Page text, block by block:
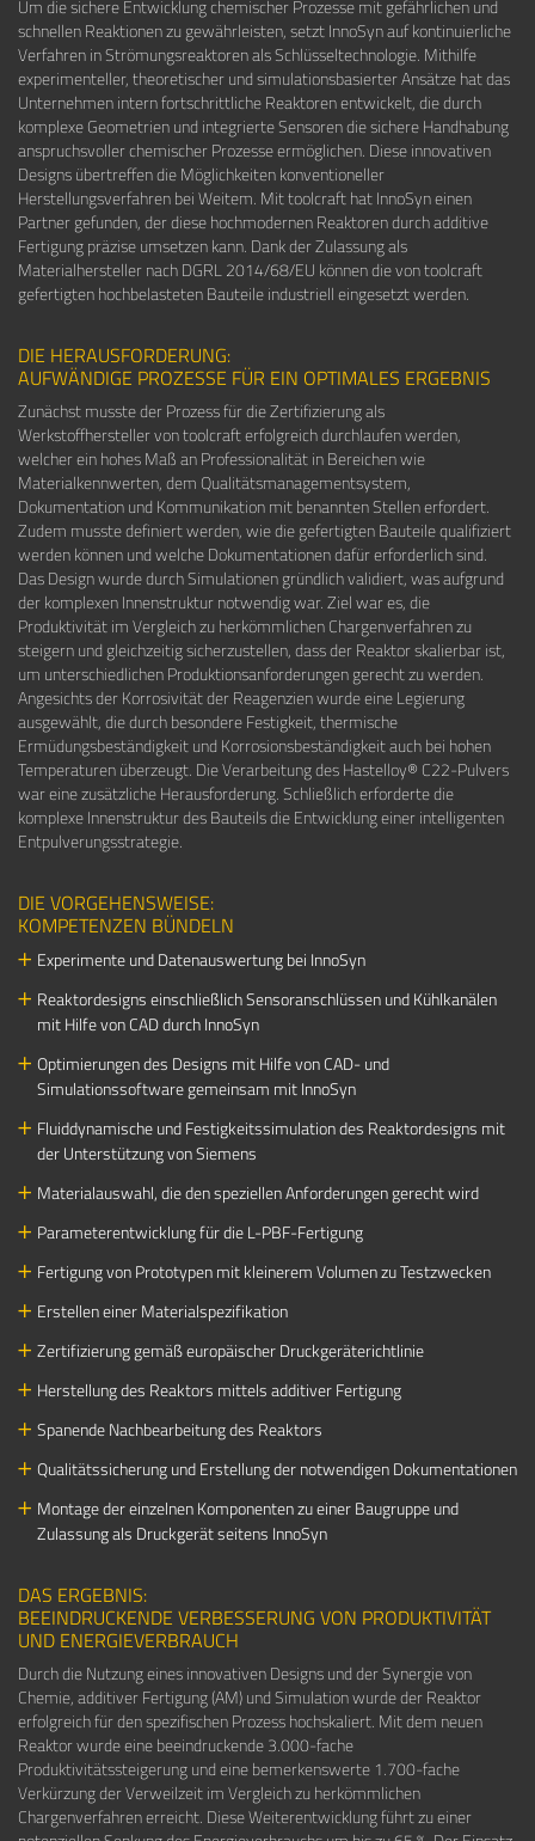
Um die sichere Entwicklung chemischer Prozesse mit gefährlichen und
schnellen Reaktionen zu gewährleisten, setzt InnoSyn auf kontinuierliche
Verfahren in Strömungsreaktoren als Schlüsseltechnologie. Mithilfe
experimenteller, theoretischer und simulationsbasierter Ansätze hat das
Unternehmen intern fortschrittliche Reaktoren entwickelt, die durch
komplexe Geometrien und integrierte Sensoren die sichere Handhabung
anspruchsvoller chemischer Prozesse ermöglichen. Diese innovativen
Designs übertreffen die Möglichkeiten konventioneller
Herstellungsverfahren bei Weitem. Mit toolcraft hat InnoSyn einen
Partner gefunden, der diese hochmodernen Reaktoren durch additive
Fertigung präzise umsetzen kann. Dank der Zulassung als
Materialhersteller nach DGRL 2014/68/EU können die von toolcraft
gefertigten hochbelasteten Bauteile industriell eingesetzt werden.
DIE HERAUSFORDERUNG:
AUFWÄNDIGE PROZESSE FÜR EIN OPTIMALES ERGEBNIS
Zunächst musste der Prozess für die Zertifizierung als
Werkstoffhersteller von toolcraft erfolgreich durchlaufen werden,
welcher ein hohes Maß an Professionalität in Bereichen wie
Materialkennwerten, dem Qualitätsmanagementsystem,
Dokumentation und Kommunikation mit benannten Stellen erfordert.
Zudem musste definiert werden, wie die gefertigten Bauteile qualifiziert
werden können und welche Dokumentationen dafür erforderlich sind.
Das Design wurde durch Simulationen gründlich validiert, was aufgrund
der komplexen Innenstruktur notwendig war. Ziel war es, die
Produktivität im Vergleich zu herkömmlichen Chargenverfahren zu
steigern und gleichzeitig sicherzustellen, dass der Reaktor skalierbar ist,
um unterschiedlichen Produktionsanforderungen gerecht zu werden.
Angesichts der Korrosivität der Reagenzien wurde eine Legierung
ausgewählt, die durch besondere Festigkeit, thermische
Ermüdungsbeständigkeit und Korrosionsbeständigkeit auch bei hohen
Temperaturen überzeugt. Die Verarbeitung des Hastelloy® C22-Pulvers
war eine zusätzliche Herausforderung. Schließlich erforderte die
komplexe Innenstruktur des Bauteils die Entwicklung einer intelligenten
Entpulverungsstrategie.
DIE VORGEHENSWEISE:
KOMPETENZEN BÜNDELN
Experimente und Datenauswertung bei InnoSyn
Reaktordesigns einschließlich Sensoranschlüssen und Kühlkanälen
mit Hilfe von CAD durch InnoSyn
Optimierungen des Designs mit Hilfe von CAD- und
Simulationssoftware gemeinsam mit InnoSyn
Fluiddynamische und Festigkeitssimulation des Reaktordesigns mit
der Unterstützung von Siemens
Materialauswahl, die den speziellen Anforderungen gerecht wird
Parameterentwicklung für die L-PBF-Fertigung
Fertigung von Prototypen mit kleinerem Volumen zu Testzwecken
Erstellen einer Materialspezifikation
Zertifizierung gemäß europäischer Druckgeräterichtlinie
Herstellung des Reaktors mittels additiver Fertigung
Spanende Nachbearbeitung des Reaktors
Qualitätssicherung und Erstellung der notwendigen Dokumentationen
Montage der einzelnen Komponenten zu einer Baugruppe und
Zulassung als Druckgerät seitens InnoSyn
DAS ERGEBNIS:
BEEINDRUCKENDE VERBESSERUNG VON PRODUKTIVITÄT
UND ENERGIEVERBRAUCH
Durch die Nutzung eines innovativen Designs und der Synergie von
Chemie, additiver Fertigung (AM) und Simulation wurde der Reaktor
erfolgreich für den spezifischen Prozess hochskaliert. Mit dem neuen
Reaktor wurde eine beeindruckende 3.000-fache
Produktivitätssteigerung und eine bemerkenswerte 1.700-fache
Verkürzung der Verweilzeit im Vergleich zu herkömmlichen
Chargenverfahren erreicht. Diese Weiterentwicklung führt zu einer